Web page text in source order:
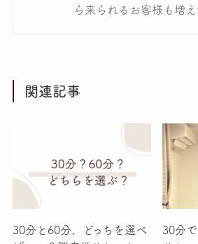
ら来られるお客様も増え
関連記事
30分と60分、どっちを選べ
30分